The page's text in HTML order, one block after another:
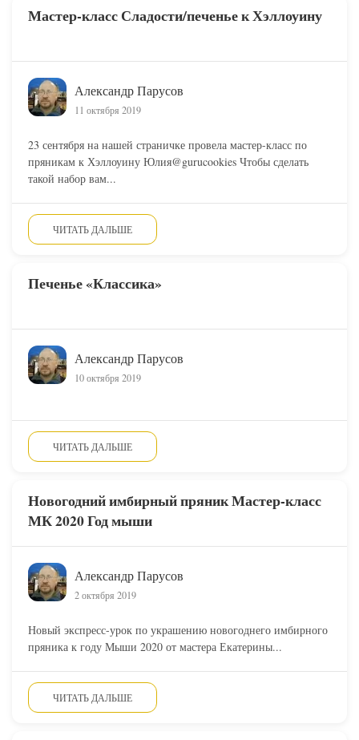
Мастер-класс Сладости/печенье к Хэллоуину
Александр Парусов
11 октября 2019
23 сентября на нашей страничке провела мастер-класс по
пряникам к Хэллоуину Юлия@gurucookies Чтобы сделать
такой набор вам...
ЧИТАТЬ ДАЛЬШЕ
Печенье «Классика»
Александр Парусов
10 октября 2019
ЧИТАТЬ ДАЛЬШЕ
Новогодний имбирный пряник Мастер-класс
МК 2020 Год мыши
Александр Парусов
2 октября 2019
Новый экспресс-урок по украшению новогоднего имбирного
пряника к году Мыши 2020 от мастера Екатерины...
ЧИТАТЬ ДАЛЬШЕ